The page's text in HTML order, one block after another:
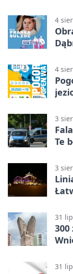
4
4
3
Te
3
31
300
31